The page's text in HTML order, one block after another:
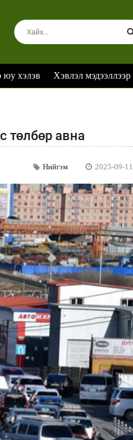
юу хэлэв Хэвлэл мэдээллээр
төлбөр авна
Нийгэм 2025-09-11